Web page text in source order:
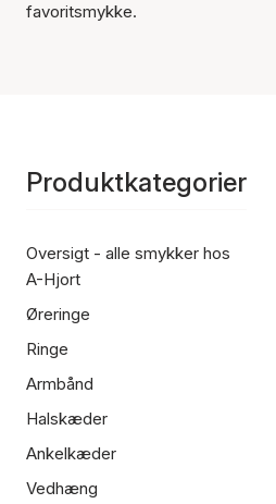
favoritsmykke.
Produktkategorier
Oversigt - alle smykker hos
A-Hjort
Øreringe
Ringe
Armbånd
Halskæder
Ankelkæder
Vedhæng